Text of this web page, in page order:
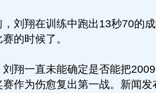
翔在训练中跑出13秒70的成
的时候了。
一直未能确定是否能把2009
作为伤愈复出第一战。新闻发